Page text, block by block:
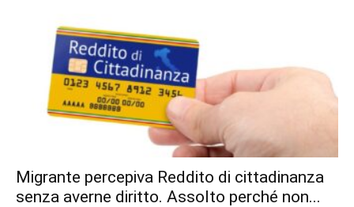
Migrante percepiva Reddito di cittadinanza
senza averne diritto. Assolto perché non...